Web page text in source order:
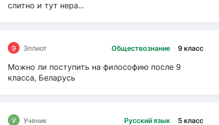
слитно и тут нера...
Обществознание 9 класс
Э Эллиот
Можно ли поступить на философию после 9
класса, Беларусь
Русский язык 5 класс
У Ученик